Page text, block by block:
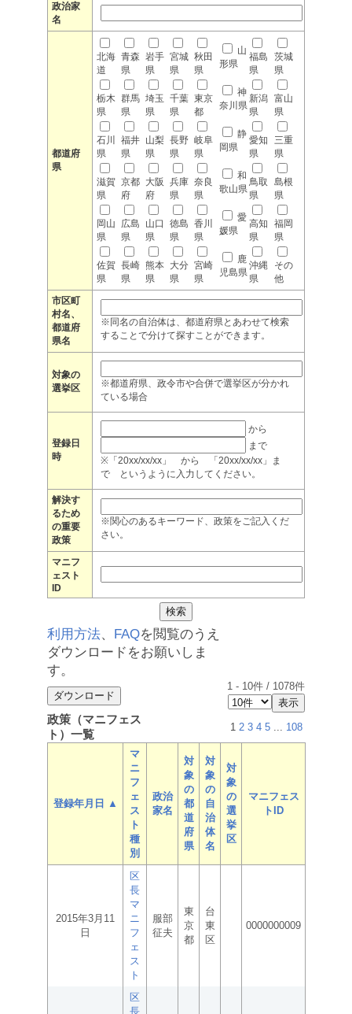
政治家
名
都道府
県
北海
道
青森
県
岩手
県
宮城
県
秋田
県
山
形県
福島
県
茨城
県
栃木
県
群馬
県
埼玉
県
千葉
県
東京
都
神
奈川県
新潟
県
富山
県
石川
県
福井
県
山梨
県
長野
県
岐阜
県
静
岡県
愛知
県
三重
県
滋賀
県
京都
府
大阪
府
兵庫
県
奈良
県
和
歌山県
鳥取
県
島根
県
岡山
県
広島
県
山口
県
徳島
県
香川
県
愛
媛県
高知
県
福岡
県
佐賀
県
長崎
県
熊本
県
大分
県
宮崎
県
鹿
児島県
沖縄
県
その
他
市区町
村名、
都道府
県名
※同名の自治体は、都道府県とあわせて検索
することで分けて探すことができます。
対象の
選挙区
※都道府県、政令市や合併で選挙区が分かれ
ている場合
登録日
時
から
まで
※「20xx/xx/xx」 から 「20xx/xx/xx」ま
で というように入力してください。
解決す
るため
の重要
政策
※関心のあるキーワード、政策をご記入くだ
さい。
マニフ
ェスト
ID
利用方法、 FAQを閲覧のうえ
ダウンロードをお願いしま
す。
1 - 10件 / 1078件
政策（マニフェス
ト）一覧
1 2 3 4 5 ... 108
登録年月日 ▲
マ
ニ
フ
ェ
ス
ト
種
別
政治
家名
対
象
の
都
道
府
県
対
象
の
自
治
体
名
対
象
の
選
挙
区
マニフェス
トID
2015年3月11
日
区
長
マ
ニ
フ
ェ
ス
ト
服部
征夫
東
京
都
台
東
区
0000000009
区
長